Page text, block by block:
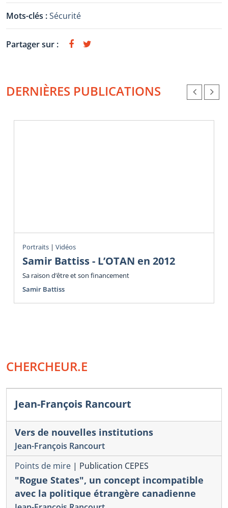
Mots-clés :Sécurité
Partager sur :
DERNIÈRES PUBLICATIONS
Portraits | Vidéos
Samir Battiss - L’OTAN en 2012
Sa raison d’être et son financement
Samir Battiss
CHERCHEUR.E
Jean-François Rancourt
Vers de nouvelles institutions
Jean-François Rancourt
Points de mire | Publication CEPES
"Rogue States", un concept incompatible
avec la politique étrangère canadienne